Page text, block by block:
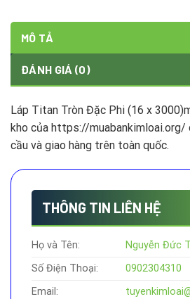
MÔ TẢ
ĐÁNH GIÁ (0)
Láp Titan Tròn Đặc Phi (16 x
kho của https://muabankimloai.org/
cầu và giao hàng trên toàn quốc.
THÔNG TIN LIÊN HỆ
Họ và Tên:
Nguyễn Đức
Số Điện Thoại:
0902304310
Email: